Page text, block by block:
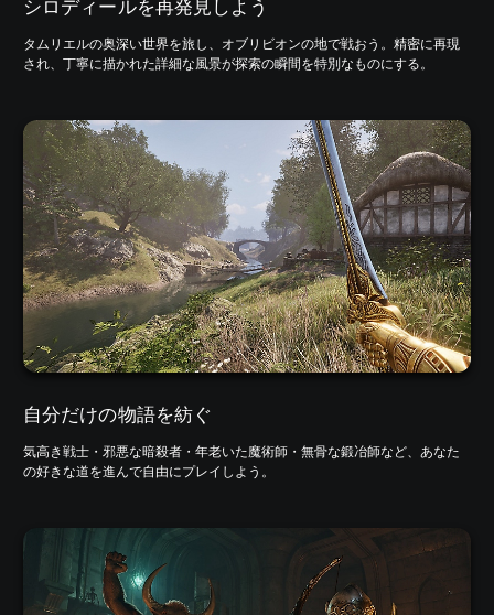
シロディールを再発見しよう
タムリエルの奥深い世界を旅し、オブリビオンの地で戦おう。精密に再現
され、丁寧に描かれた詳細な風景が探索の瞬間を特別なものにする。
自分だけの物語を紡ぐ
気高き戦士・邪悪な暗殺者・年老いた魔術師・無骨な鍛冶師など、あなた
の好きな道を進んで自由にプレイしよう。